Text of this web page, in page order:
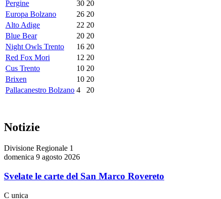
Pergine 30 20
Europa Bolzano
26 20
Alto Adige
22 20
Blue Bear
20 20
Night Owls Trento
16 20
Red Fox Mori
12 20
Cus Trento
10 20
Brixen
10 20
Pallacanestro Bolzano 4 20
Notizie
Divisione Regionale 1
domenica 9 agosto 2026
Svelate le carte del San Marco Rovereto
C unica